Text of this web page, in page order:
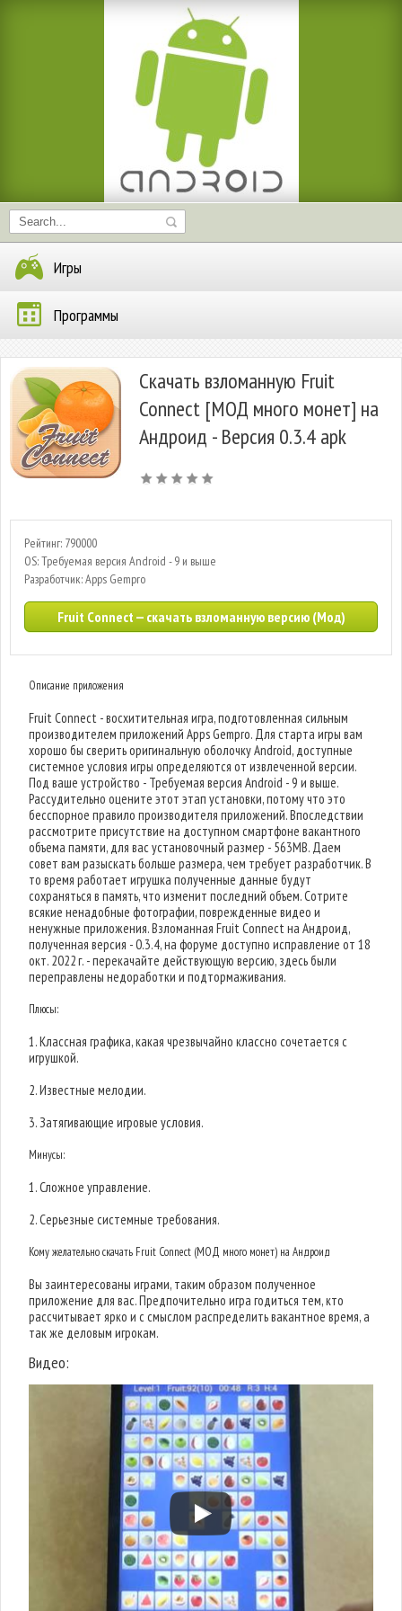
Игры
Программы
Скачать взломанную Fruit
Connect [МОД много монет] на
Андроид - Версия 0.3.4 apk
Рейтинг: 790000
OS: Требуемая версия Android - 9 и выше
Разработчик: Apps Gempro
Fruit Connect — скачать взломанную версию (Мод)
Описание приложения
Fruit Connect - восхитительная игра, подготовленная сильным
производителем приложений Apps Gempro. Для старта игры вам
хорошо бы сверить оригинальную оболочку Android, доступные
системное условия игры определяются от извлеченной версии.
Под ваше устройство - Требуемая версия Android - 9 и выше.
Рассудительно оцените этот этап установки, потому что это
бесспорное правило производителя приложений. Впоследствии
рассмотрите присутствие на доступном смартфоне вакантного
объема памяти, для вас установочный размер - 563MB. Даем
совет вам разыскать больше размера, чем требует разработчик. В
то время работает игрушка полученные данные будут
сохраняться в память, что изменит последний объем. Сотрите
всякие ненадобные фотографии, поврежденные видео и
ненужные приложения. Взломанная Fruit Connect на Андроид,
полученная версия - 0.3.4, на форуме доступно исправление от 18
окт. 2022 г. - перекачайте действующую версию, здесь были
переправлены недоработки и подтормаживания.
Плюсы:
1. Классная графика, какая чрезвычайно классно сочетается с
игрушкой.
2. Известные мелодии.
3. Затягивающие игровые условия.
Минусы:
1. Сложное управление.
2. Серьезные системные требования.
Кому желательно скачать Fruit Connect (МОД много монет) на Андроид
Вы заинтересованы играми, таким образом полученное
приложение для вас. Предпочительно игра годиться тем, кто
рассчитывает ярко и с смыслом распределить вакантное время, а
так же деловым игрокам.
Видео: